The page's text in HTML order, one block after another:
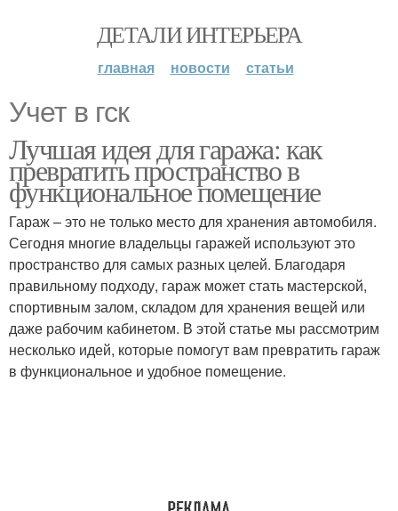
ДЕТАЛИ ИНТЕРЬЕРА
главная новости статьи
Учет в гск
Лучшая идея для гаража: как
превратить пространство в
функциональное помещение
Гараж – это не только место для хранения автомобиля.
Сегодня многие владельцы гаражей используют это
пространство для самых разных целей. Благодаря
правильному подходу, гараж может стать мастерской,
спортивным залом, складом для хранения вещей или
даже рабочим кабинетом. В этой статье мы рассмотрим
несколько идей, которые помогут вам превратить гараж
в функциональное и удобное помещение.